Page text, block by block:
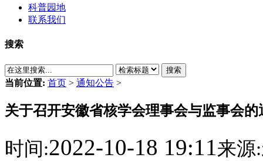
科普园地
联系我们
搜索
搜索
当前位置: 首页 > 通知公告 >
关于召开安徽省核学会理事会与监事会的
时间:2022-10-18 19:11来源: